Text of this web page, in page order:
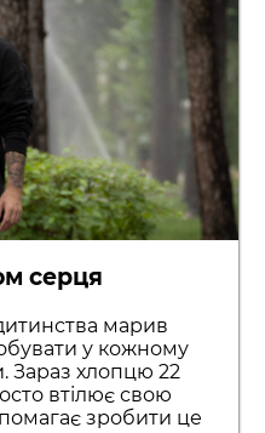
серця
марив
у кожному
Зараз хлопцю 22
втілює свою
зробити це